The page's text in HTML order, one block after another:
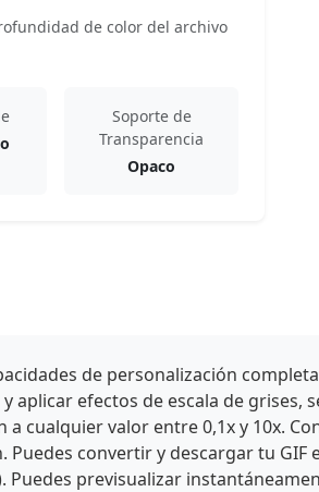
de color del archivo
Soporte de
Transparencia
Opaco
de personalización
efectos de escala de grises,
cualquier valor entre 0,1x y 10x.
convertir y descargar tu
Puedes previsualizar